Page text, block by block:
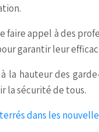
appel à des
garantir leur
la hauteur des
la sécurité de tous.
dans les